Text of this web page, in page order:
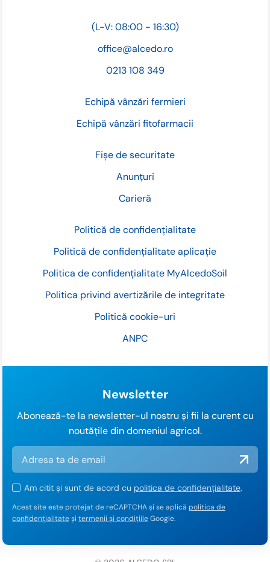
Fișe de securitate
Anunțuri
Carieră
Politică de confidențialitate
Politică de confidențialitate aplicație
Politica de confidențialitate MyAlcedoSoil
Politica privind avertizările de integritate
Politică cookie-uri
ANPC
(L-V: 08:00 - 16:30)
office@alcedo.ro
0213 108 349
Echipă vânzări fermieri
Echipă vânzări fitofarmacii
Newsletter
Abonează-te la newsletter-ul nostru și fii la curent cu
noutățile din domeniul agricol.
Am citit și sunt de acord cu politica de confidențialitate.
Acest site este protejat de reCAPTCHA și se aplică politica de
confidențialitateși termenii și condițiileGoogle.